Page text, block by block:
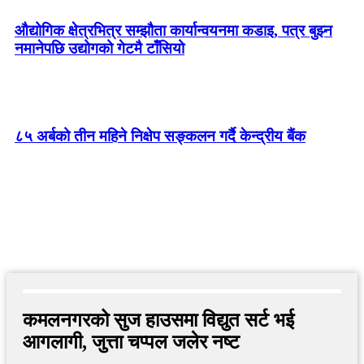
औद्योगिक क्षेत्रभित्र सम्झौता कार्यान्वयनमा कडाइ, पत्र बुझ्न
नमानेपछि उद्योगको गेटमै टाँसियो
८५ अर्बको तीन महिने निक्षेप सङ्कलन गर्दै केन्द्रीय बैंक
कमलनगरको सुज हाउसमा विद्युत सर्ट भई
आगलागी, जुत्ता चप्पल जलेर नष्ट